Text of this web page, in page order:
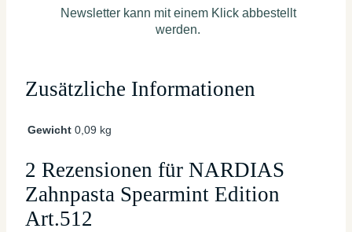
Zusätzliche Informationen
Gewicht 0,09 kg
2 Rezensionen für NARDIAS
Zahnpasta Spearmint Edition
Art.512